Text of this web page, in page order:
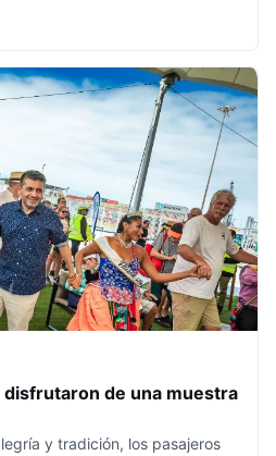
de una muestra
y tradición, los pasajeros